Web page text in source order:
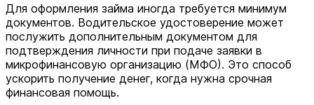
Для оформления займа иногда требуется минимум
документов. Водительское удостоверение может
послужить дополнительным документом для
подтверждения личности при подаче заявки в
микрофинансовую организацию (МФО). Это способ
ускорить получение денег, когда нужна срочная
финансовая помощь.